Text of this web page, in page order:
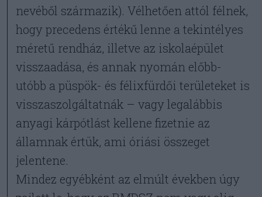
nevéből származik). Vélhetően attól félnek,
hogy precedens értékű lenne a tekintélyes
méretű rendház, illetve az iskolaépület
visszaadása, és annak nyomán előbb-
utóbb a püspök- és félixfürdői területeket is
visszaszolgáltatnák – vagy legalábbis
anyagi kárpótlást kellene fizetnie az
államnak értük, ami óriási összeget
jelentene.
Mindez egyébként az elmúlt években úgy